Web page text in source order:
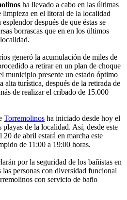
ha llevado a cabo en las últimas
limpieza en el litoral de la localidad
después de que éstas se
borrascas que en en los últimos
generó la acumulación de miles de
a retirar en un plan de choque
municipio presente un estado óptimo
alta turística, después de la retirada de
de realizar el cribado de 15.000
Torremolinos ha iniciado desde hoy el
de la localidad. Así, desde este
de abril estará en marcha este
de 11:00 a 19:00 horas.
por la seguridad de los bañistas en
personas con diversidad funcional
con servicio de baño